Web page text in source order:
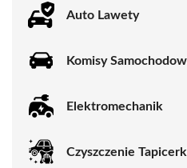
Auto Lawety
Komisy
Elektromechanik
Czyszczenie